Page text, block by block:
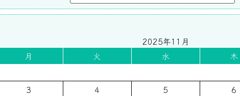
2025年11月
月
火 水 木
3
4 5 6